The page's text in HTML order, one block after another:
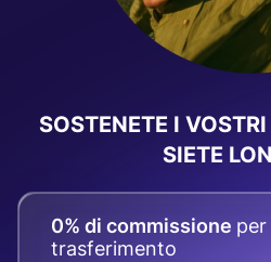
SOSTENETE I
SIETE
0% di commissione per
trasferimento